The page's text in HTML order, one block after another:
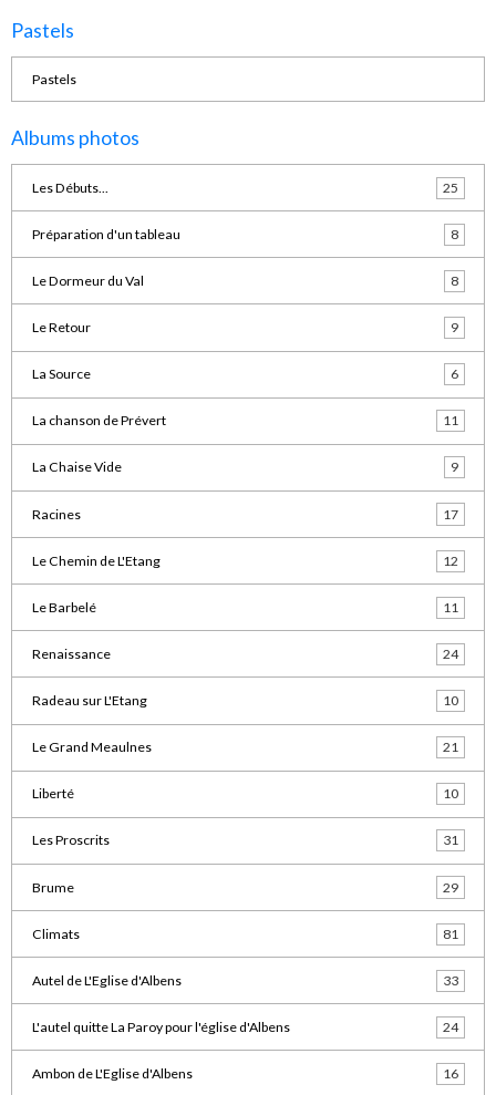
Pastels
Pastels
Albums photos
Les Débuts... 25
Préparation d'un tableau 8
Le Dormeur du Val 8
Le Retour 9
La Source 6
La chanson de Prévert 11
La Chaise Vide 9
Racines 17
Le Chemin de L'Etang 12
Le Barbelé 11
Renaissance 24
Radeau sur L'Etang 10
Le Grand Meaulnes 21
Liberté 10
Les Proscrits 31
Brume 29
Climats 81
Autel de L'Eglise d'Albens 33
L'autel quitte La Paroy pour l'église d'Albens 24
Ambon de L'Eglise d'Albens 16